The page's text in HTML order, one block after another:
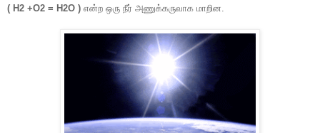
( H2 +O2 = H2O ) என்ற ஒரு நீர் அணுக்கருவாக மாறின.